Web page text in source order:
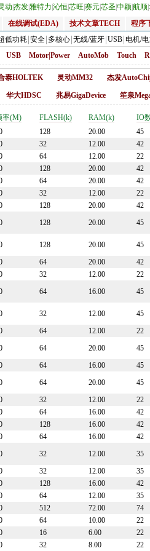
动 杰发雅特力 沁恒芯旺 赛元芯圣 中颖航顺
在线调试(EDA) 技术文章TECH 程序
低功耗 安全 多核心 无线/蓝牙 USB 电机/
USB Motor|Power AutoMob Touch
泰HOLTEK 灵动MM32 杰发
华大HDSC 兆易GigaDevice 笙泉
率(M) FLASH(k) RAM(k) IO
128 20.00 45
32 12.00 42
64 12.00 22
128 20.00 42
64 20.00 42
32 12.00 22
128 20.00 42
128 20.00 45
128 20.00 45
64 20.00 42
32 12.00 22
64 16.00 45
32 12.00 45
64 12.00 22
64 20.00 45
64 16.00 45
64 20.00 45
32 12.00 22
64 16.00 42
128 16.00 42
64 16.00 42
32 12.00 35
32 12.00 35
128 16.00 42
64 12.00 35
512 72.00 74
64 10.00 22
16 6.00 22
32 8.00 22